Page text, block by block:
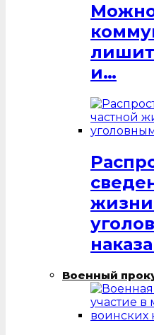
и…
жизни
Военный